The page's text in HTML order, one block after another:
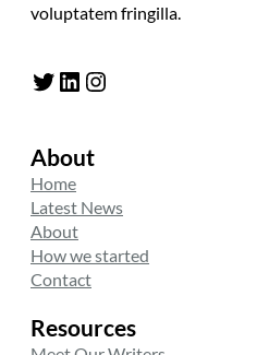
voluptatem fringilla.
Twitter LinkedIn Instagram
About
Home
Latest News
About
How we started
Contact
Resources